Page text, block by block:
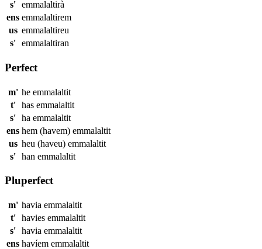
s' emmalaltirà
ens emmalaltirem
us emmalaltireu
s' emmalaltiran
Perfect
m' he emmalaltit
t'
has emmalaltit
s' ha emmalaltit
ens hem (havem) emmalaltit
us heu (haveu) emmalaltit
s' han emmalaltit
Pluperfect
m' havia emmalaltit
t'
havies emmalaltit
s' havia emmalaltit
ens havíem emmalaltit